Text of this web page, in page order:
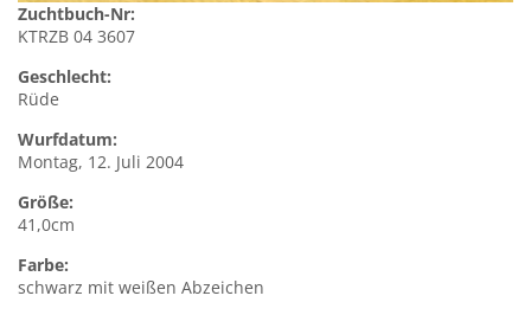
Zuchtbuch-Nr:
KTRZB 04 3607
Geschlecht:
Rüde
Wurfdatum:
Montag, 12. Juli 2004
Größe:
41,0cm
Farbe:
schwarz mit weißen Abzeichen